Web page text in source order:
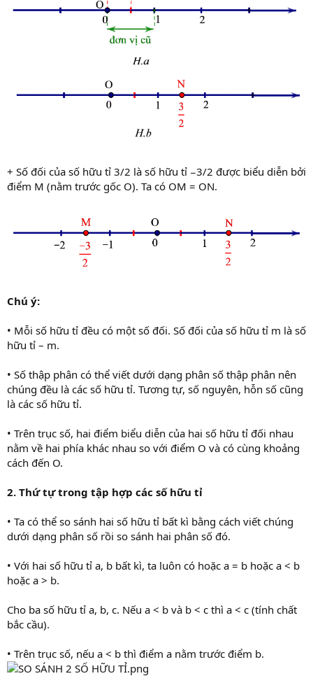
+ Số đối của số hữu tỉ 3/2 là số hữu tỉ −3/2 được biểu diễn bởi
điểm M (nằm trước gốc O). Ta có OM = ON.
Chú ý:
• Mỗi số hữu tỉ đều có một số đối. Số đối của số hữu tỉ m là số
hữu tỉ – m.
• Số thập phân có thể viết dưới dạng phân số thập phân nên
chúng đều là các số hữu tỉ. Tương tự, số nguyên, hỗn số cũng
là các số hữu tỉ.
• Trên trục số, hai điểm biểu diễn của hai số hữu tỉ đối nhau
nằm về hai phía khác nhau so với điểm O và có cùng khoảng
cách đến O.
2. Thứ tự trong tập hợp các số hữu tỉ
• Ta có thể so sánh hai số hữu tỉ bất kì bằng cách viết chúng
dưới dạng phân số rồi so sánh hai phân số đó.
• Với hai số hữu tỉ a, b bất kì, ta luôn có hoặc a = b hoặc a < b
hoặc a > b.
Cho ba số hữu tỉ a, b, c. Nếu a < b và b < c thì a < c (tính chất
bắc cầu).
• Trên trục số, nếu a < b thì điểm a nằm trước điểm b.